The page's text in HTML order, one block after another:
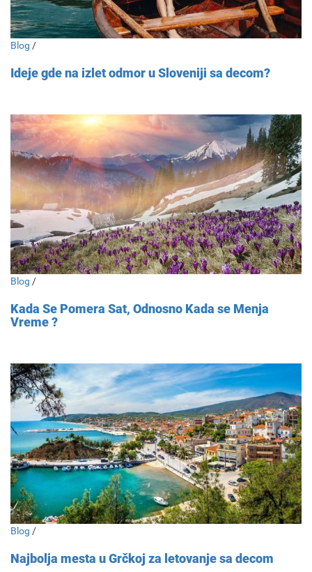
Blog /
Ideje gde na izlet odmor u Sloveniji sa decom?
Blog /
Kada Se Pomera Sat, Odnosno Kada se Menja
Vreme ?
Blog /
Najbolja mesta u Grčkoj za letovanje sa decom